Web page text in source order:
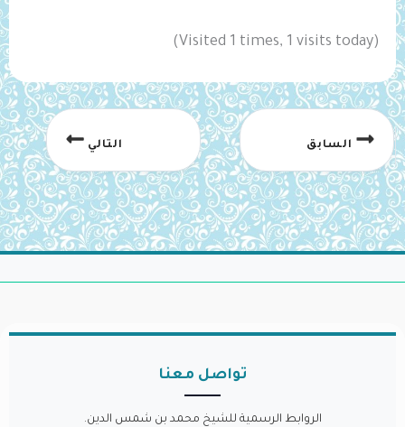
(Visited 1 times, 1 visits today)
السابق التالي
تواصل معنا
الروابط الرسمية للشيخ محمد بن شمس الدين.